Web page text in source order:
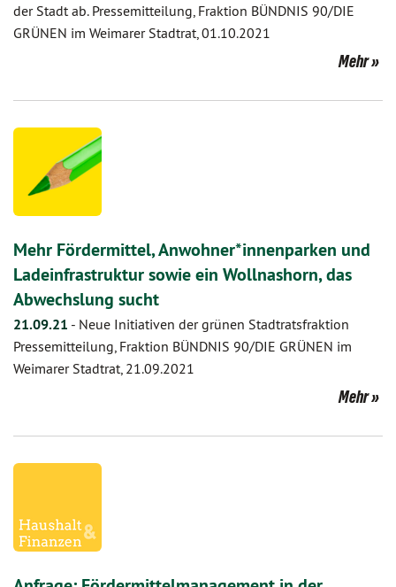
der Stadt ab. Pressemitteilung, Fraktion BÜNDNIS 90/DIE
GRÜNEN im Weimarer Stadtrat, 01.10.2021
Mehr
Mehr Fördermittel, Anwohner*innenparken und
Ladeinfrastruktur sowie ein Wollnashorn, das
Abwechslung sucht
21.09.21 - Neue Initiativen der grünen Stadtratsfraktion
Pressemitteilung, Fraktion BÜNDNIS 90/DIE GRÜNEN im
Weimarer Stadtrat, 21.09.2021
Mehr